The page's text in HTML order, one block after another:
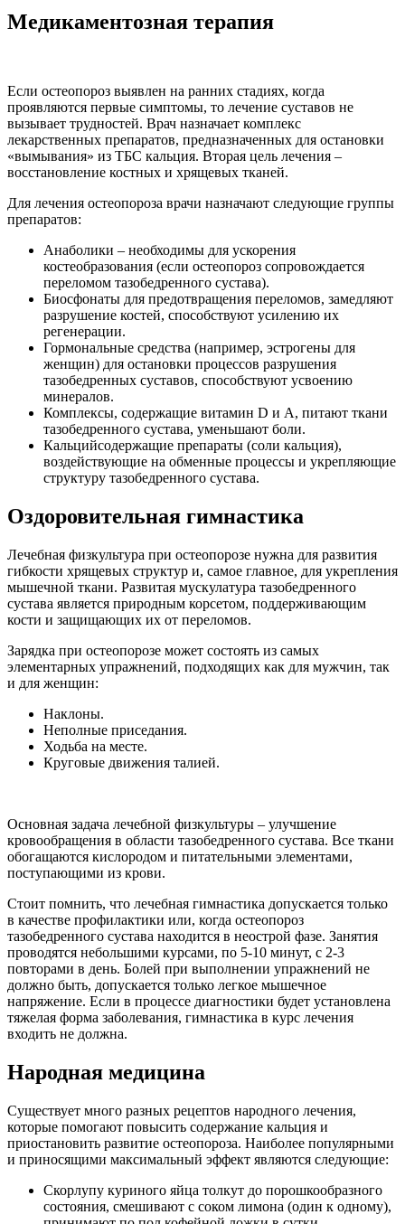
Медикаментозная терапия
Если остеопороз выявлен на ранних стадиях, когда
проявляются первые симптомы, то лечение суставов не
вызывает трудностей. Врач назначает комплекс
лекарственных препаратов, предназначенных для остановки
«вымывания» из ТБС кальция. Вторая цель лечения –
восстановление костных и хрящевых тканей.
Для лечения остеопороза врачи назначают следующие группы
препаратов:
Анаболики – необходимы для ускорения
костеобразования (если остеопороз сопровождается
переломом тазобедренного сустава).
Биосфонаты для предотвращения переломов, замедляют
разрушение костей, способствуют усилению их
регенерации.
Гормональные средства (например, эстрогены для
женщин) для остановки процессов разрушения
тазобедренных суставов, способствуют усвоению
минералов.
Комплексы, содержащие витамин D и А, питают ткани
тазобедренного сустава, уменьшают боли.
Кальцийсодержащие препараты (соли кальция),
воздействующие на обменные процессы и укрепляющие
структуру тазобедренного сустава.
Оздоровительная гимнастика
Лечебная физкультура при остеопорозе нужна для развития
гибкости хрящевых структур и, самое главное, для укрепления
мышечной ткани. Развитая мускулатура тазобедренного
сустава является природным корсетом, поддерживающим
кости и защищающих их от переломов.
Зарядка при остеопорозе может состоять из самых
элементарных упражнений, подходящих как для мужчин, так
и для женщин:
Наклоны.
Неполные приседания.
Ходьба на месте.
Круговые движения талией.
Основная задача лечебной физкультуры – улучшение
кровообращения в области тазобедренного сустава. Все ткани
обогащаются кислородом и питательными элементами,
поступающими из крови.
Стоит помнить, что лечебная гимнастика допускается только
в качестве профилактики или, когда остеопороз
тазобедренного сустава находится в неострой фазе. Занятия
проводятся небольшими курсами, по 5-10 минут, с 2-3
повторами в день. Болей при выполнении упражнений не
должно быть, допускается только легкое мышечное
напряжение. Если в процессе диагностики будет установлена
тяжелая форма заболевания, гимнастика в курс лечения
входить не должна.
Народная медицина
Существует много разных рецептов народного лечения,
которые помогают повысить содержание кальция и
приостановить развитие остеопороза. Наиболее популярными
и приносящими максимальный эффект являются следующие:
Скорлупу куриного яйца толкут до порошкообразного
состояния, смешивают с соком лимона (один к одному),